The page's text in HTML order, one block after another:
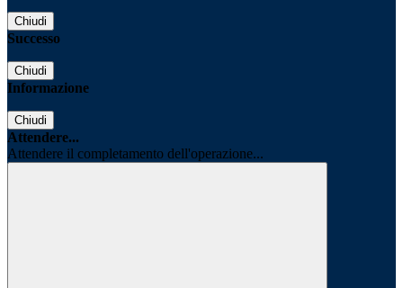
Chiudi
Successo
Chiudi
Informazione
Chiudi
Attendere...
Attendere il completamento dell'operazione...